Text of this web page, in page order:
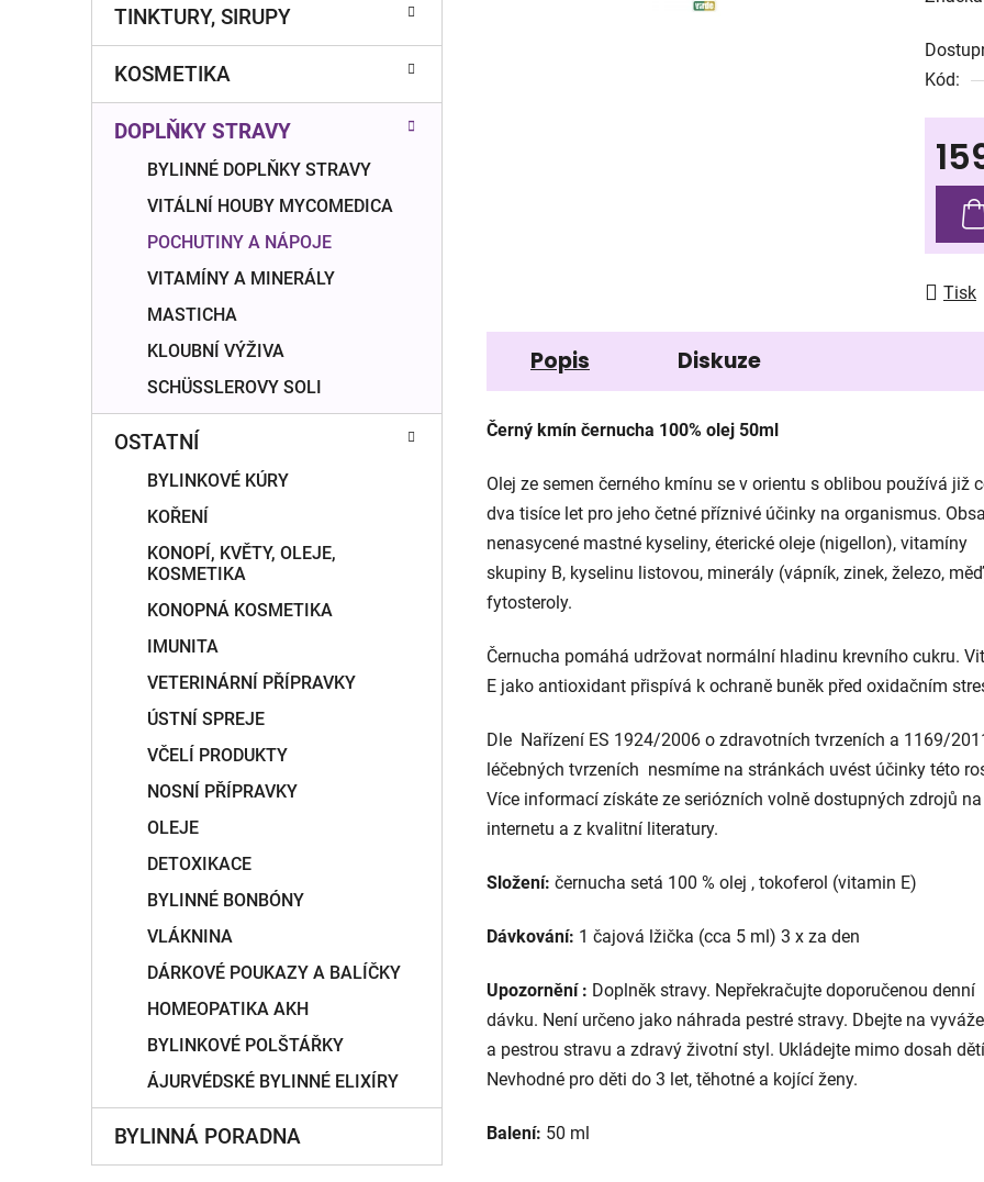
TINKTURY, SIRUPY
KOSMETIKA
DOPLŇKY STRAVY
BYLINNÉ DOPLŇKY STRAVY
VITÁLNÍ HOUBY MYCOMEDICA
POCHUTINY A NÁPOJE
VITAMÍNY A MINERÁLY
MASTICHA
KLOUBNÍ VÝŽIVA
SCHÜSSLEROVY SOLI
OSTATNÍ
BYLINKOVÉ KÚRY
KOŘENÍ
KONOPÍ, KVĚTY, OLEJE,
KOSMETIKA
KONOPNÁ KOSMETIKA
IMUNITA
VETERINÁRNÍ PŘÍPRAVKY
ÚSTNÍ SPREJE
VČELÍ PRODUKTY
NOSNÍ PŘÍPRAVKY
OLEJE
DETOXIKACE
BYLINNÉ BONBÓNY
VLÁKNINA
DÁRKOVÉ POUKAZY A BALÍČKY
HOMEOPATIKA AKH
BYLINKOVÉ POLŠTÁŘKY
ÁJURVÉDSKÉ BYLINNÉ ELIXÍRY
BYLINNÁ PORADNA
je
0,0
z
Kód:
Tisk
Popis Diskuze
Černý kmín černucha 100% olej 50ml
Olej ze semen černého kmínu se v orientu s oblibou používá již
dva tisíce let pro jeho četné příznivé účinky na organismus.
nenasycené mastné kyseliny, éterické oleje (nigellon), vitamíny
skupiny B, kyselinu listovou, minerály (vápník, zinek, železo,
fytosteroly.
Černucha pomáhá udržovat normální hladinu krevního cukru.
E jako antioxidant přispívá k ochraně buněk před oxidačním
Dle Nařízení ES 1924/2006 o zdravotních tvrzeních a 1169/
léčebných tvrzeních nesmíme na stránkách uvést účinky této
Více informací získáte ze seriózních volně dostupných zdrojů na
internetu a z kvalitní literatury.
Složení: černucha setá 100 % olej , tokoferol (vitamin E)
Dávkování: 1 čajová lžička (cca 5 ml) 3 x za den
Upozornění : Doplněk stravy. Nepřekračujte doporučenou denní
dávku. Není určeno jako náhrada pestré stravy. Dbejte na vyvá
a pestrou stravu a zdravý životní styl. Ukládejte mimo dosah dět
Nevhodné pro děti do 3 let, těhotné a kojící ženy.
Balení: 50 ml